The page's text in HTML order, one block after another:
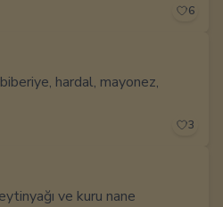
6
hardal, mayonez,
3
ve kuru nane